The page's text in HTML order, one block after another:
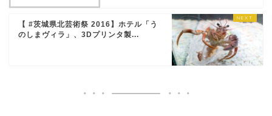
【 #茨城県北芸術祭 2016】ホテル「う
のしまヴィラ」、3Dプリンタ製...